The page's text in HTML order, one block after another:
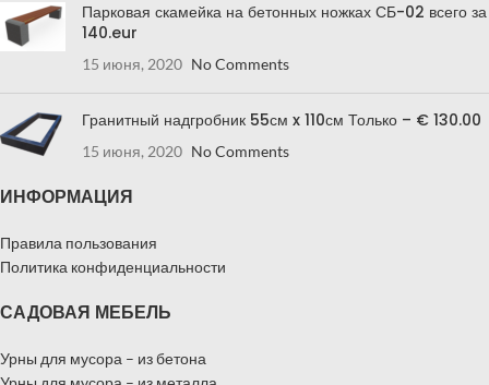
Парковая скамейка на бетонных ножках СБ-02 всего за
140.eur
15 июня, 2020 No Comments
Гранитный надгробник 55см x 110см Только – € 130.00
15 июня, 2020 No Comments
ИНФОРМАЦИЯ
Правила пользования
Политика конфиденциальности
САДОВАЯ МЕБЕЛЬ
Урны для мусора – из бетона